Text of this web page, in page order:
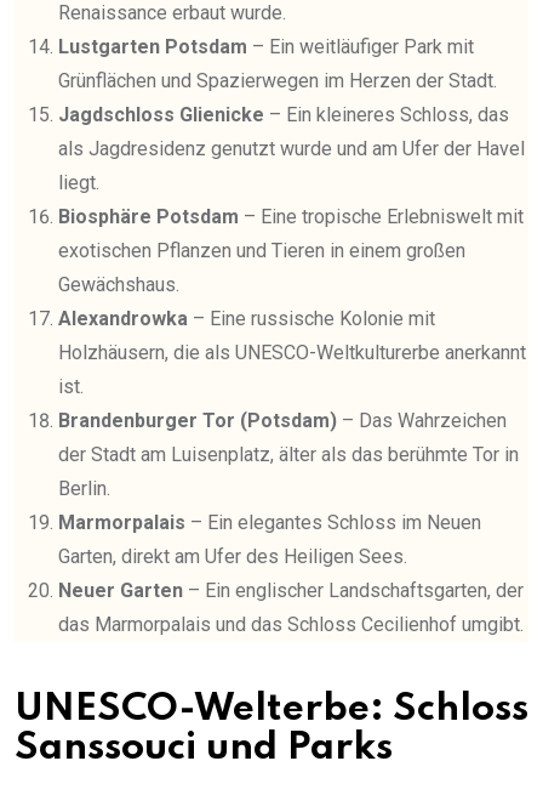
Renaissance erbaut wurde.
Lustgarten Potsdam – Ein weitläufiger Park mit
Grünflächen und Spazierwegen im Herzen der Stadt.
Jagdschloss Glienicke – Ein kleineres Schloss, das
als Jagdresidenz genutzt wurde und am Ufer der Havel
liegt.
Biosphäre Potsdam – Eine tropische Erlebniswelt mit
exotischen Pflanzen und Tieren in einem großen
Gewächshaus.
Alexandrowka – Eine russische Kolonie mit
Holzhäusern, die als UNESCO-Weltkulturerbe anerkannt
ist.
Brandenburger Tor (Potsdam) – Das Wahrzeichen
der Stadt am Luisenplatz, älter als das berühmte Tor in
Berlin.
Marmorpalais – Ein elegantes Schloss im Neuen
Garten, direkt am Ufer des Heiligen Sees.
Neuer Garten – Ein englischer Landschaftsgarten, der
das Marmorpalais und das Schloss Cecilienhof umgibt.
UNESCO-Welterbe: Schloss
Sanssouci und Parks